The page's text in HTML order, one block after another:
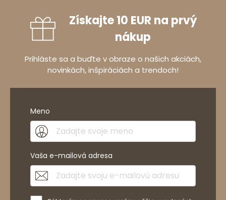
Získajte 10 EUR na prvý
nákup
Prihláste sa a buďte v obraze o našich akciách,
novinkách, inšpiráciách a trendoch!
Meno
Vaša e-mailová adresa